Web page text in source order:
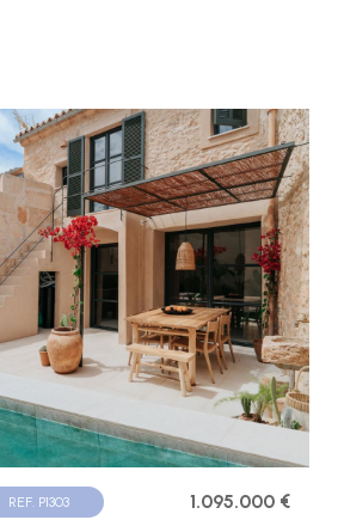
REF. P1303 1.095.000 €